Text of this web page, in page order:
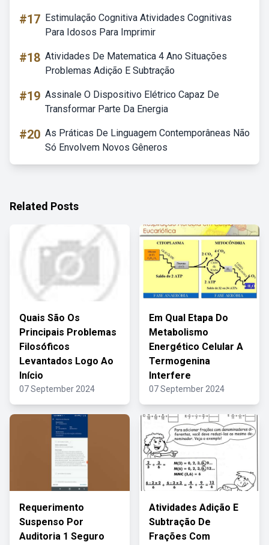
#17 Estimulação Cognitiva Atividades Cognitivas
Para Idosos Para Imprimir
#18 Atividades De Matematica 4 Ano Situações
Problemas Adição E Subtração
#19 Assinale O Dispositivo Elétrico Capaz De
Transformar Parte Da Energia
#20 As Práticas De Linguagem Contemporâneas Não
Só Envolvem Novos Gêneros
Related Posts
Quais São Os
Principais Problemas
Filosóficos
Levantados Logo Ao
Início
07 September 2024
Em Qual Etapa Do
Metabolismo
Energético Celular A
Termogenina
Interfere
07 September 2024
Requerimento
Suspenso Por
Auditoria 1 Seguro
Atividades Adição E
Subtração De
Frações Com